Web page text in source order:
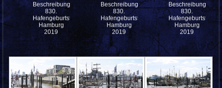
Beschreibung:
830.
Hafengeburtstag
Hamburg
2019
Beschreibung:
830.
Hafengeburtstag
Hamburg
2019
Beschreibung:
830.
Hafengeburtstag
Hamburg
2019